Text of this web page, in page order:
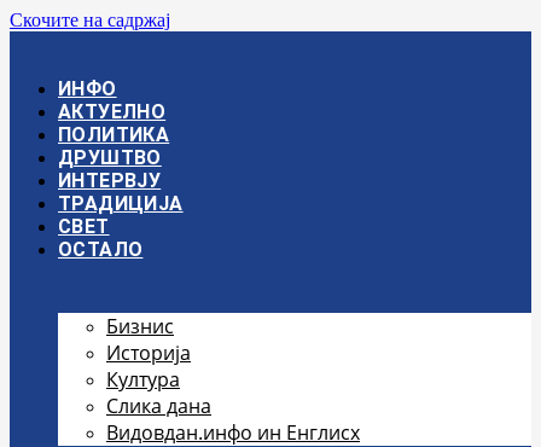
Скочите на садржај
ИНФО
АКТУЕЛНО
ПОЛИТИКА
ДРУШТВО
ИНТЕРВЈУ
ТРАДИЦИЈА
СВЕТ
ОСТАЛО
Бизнис
Историја
Култура
Слика дана
Видовдан.инфо ин Енглисх